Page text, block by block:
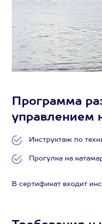
Программа
управлением
Инструктаж по
Прогулка на
В сертификат входит